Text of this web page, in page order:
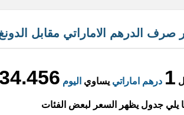
صرف الدرهم الاماراتي مقابل الدونغ
1 درهم اماراتي يساوي اليوم
يلي جدول يظهر السعر لبعض الفئات